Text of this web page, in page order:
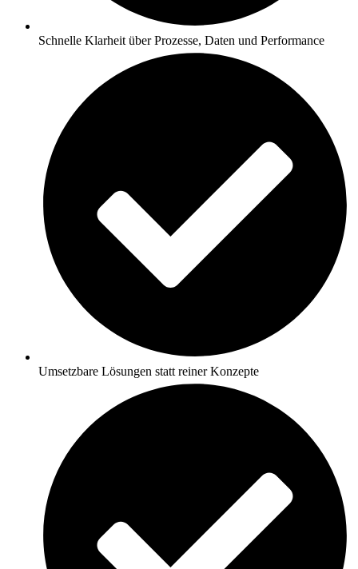
Schnelle Klarheit über Prozesse, Daten und Performance
Umsetzbare Lösungen statt reiner Konzepte